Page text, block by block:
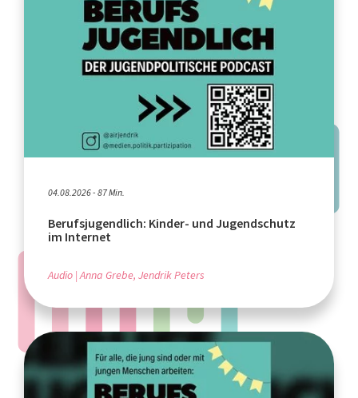
04.08.2026 - 87 Min.
Berufsjugendlich: Kinder- und Jugendschutz
im Internet
Audio Anna Grebe, Jendrik Peters